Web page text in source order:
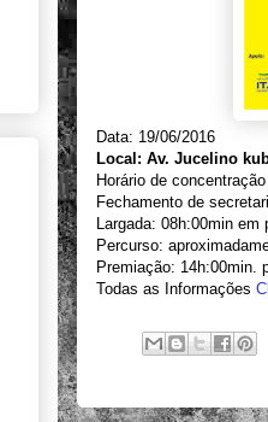
Data: 19/06/2016
Local: Av. Jucelino
Horário de
Fechamento de
Largada: 08h:00min em
Percurso:
Premiação: 14h:00min.
Todas as Informações